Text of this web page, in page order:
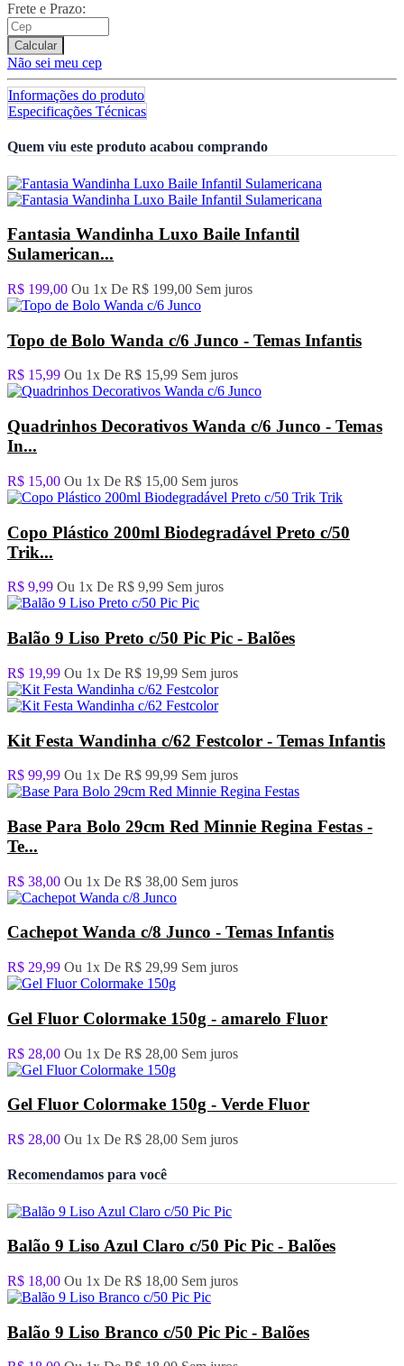
Frete e Prazo:
Calcular
Não sei meu cep
Informações do produto
Especificações Técnicas
Quem viu este produto acabou comprando
Fantasia Wandinha Luxo Baile Infantil
Sulamerican...
R$ 199,00 Ou 1x De R$ 199,00 Sem juros
Topo de Bolo Wanda c/6 Junco - Temas Infantis
R$ 15,99 Ou 1x De R$ 15,99 Sem juros
Quadrinhos Decorativos Wanda c/6 Junco - Temas
In...
R$ 15,00 Ou 1x De R$ 15,00 Sem juros
Copo Plástico 200ml Biodegradável Preto c/50
Trik...
R$ 9,99 Ou 1x De R$ 9,99 Sem juros
Balão 9 Liso Preto c/50 Pic Pic - Balões
R$ 19,99 Ou 1x De R$ 19,99 Sem juros
Kit Festa Wandinha c/62 Festcolor - Temas Infantis
R$ 99,99 Ou 1x De R$ 99,99 Sem juros
Base Para Bolo 29cm Red Minnie Regina Festas -
Te...
R$ 38,00 Ou 1x De R$ 38,00 Sem juros
Cachepot Wanda c/8 Junco - Temas Infantis
R$ 29,99 Ou 1x De R$ 29,99 Sem juros
Gel Fluor Colormake 150g - amarelo Fluor
R$ 28,00 Ou 1x De R$ 28,00 Sem juros
Gel Fluor Colormake 150g - Verde Fluor
R$ 28,00 Ou 1x De R$ 28,00 Sem juros
Recomendamos para você
Balão 9 Liso Azul Claro c/50 Pic Pic - Balões
R$ 18,00 Ou 1x De R$ 18,00 Sem juros
Balão 9 Liso Branco c/50 Pic Pic - Balões